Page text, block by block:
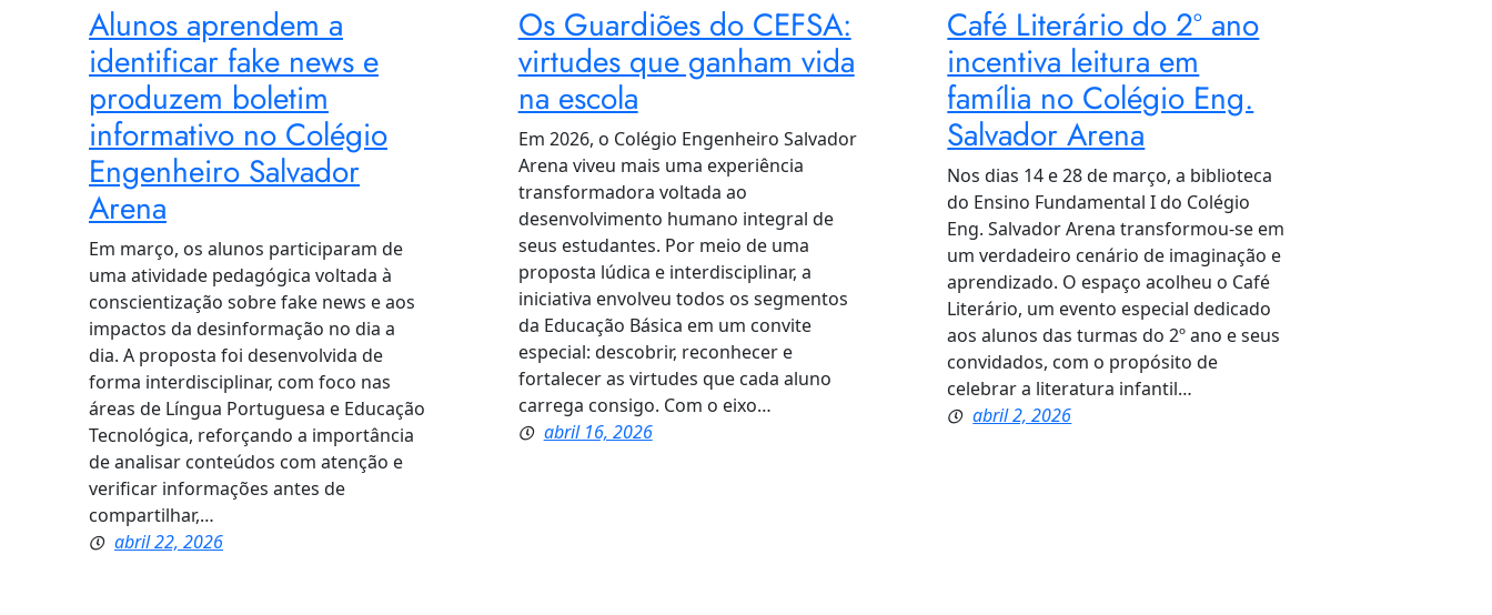
Alunos aprendem a
identificar fake news e
produzem boletim
informativo no Colégio
Engenheiro Salvador
Arena
Em março, os alunos participaram de
uma atividade pedagógica voltada à
conscientização sobre fake news e aos
impactos da desinformação no dia a
dia. A proposta foi desenvolvida de
forma interdisciplinar, com foco nas
áreas de Língua Portuguesa e Educação
Tecnológica, reforçando a importância
de analisar conteúdos com atenção e
verificar informações antes de
compartilhar,…
abril 22, 2026
Os Guardiões do CEFSA:
virtudes que ganham vida
na escola
Em 2026, o Colégio Engenheiro Salvador
Arena viveu mais uma experiência
transformadora voltada ao
desenvolvimento humano integral de
seus estudantes. Por meio de uma
proposta lúdica e interdisciplinar, a
iniciativa envolveu todos os segmentos
da Educação Básica em um convite
especial: descobrir, reconhecer e
fortalecer as virtudes que cada aluno
carrega consigo. Com o eixo…
abril 16, 2026
Café Literário do 2º ano
incentiva leitura em
família no Colégio Eng.
Salvador Arena
Nos dias 14 e 28 de março, a biblioteca
do Ensino Fundamental I do Colégio
Eng. Salvador Arena transformou-se em
um verdadeiro cenário de imaginação e
aprendizado. O espaço acolheu o Café
Literário, um evento especial dedicado
aos alunos das turmas do 2º ano e seus
convidados, com o propósito de
celebrar a literatura infantil…
abril 2, 2026